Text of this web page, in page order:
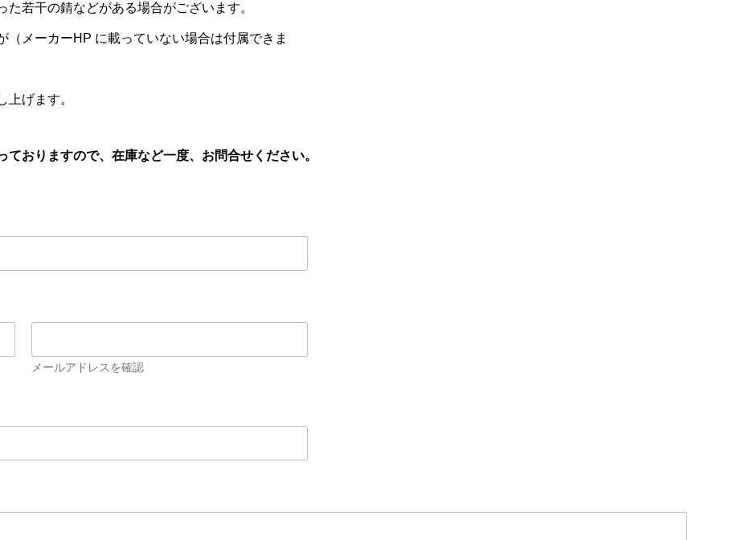
若干の錆などがある場合がございます。
メーカーHP に載っていない場合は付属できま
げます。
おりますので、在庫など一度、お問合せください。
メールアドレスを確認